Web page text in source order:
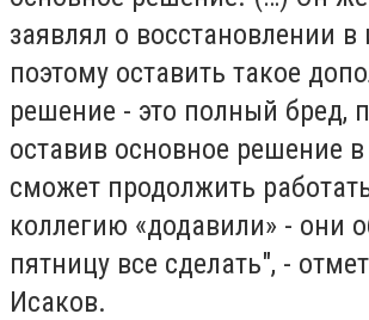
заявлял о восстановлении в
поэтому оставить такое
решение - это полный бред,
оставив основное решение в
сможет продолжить
коллегию «додавили» - они
пятницу все сделать", -
Исаков.